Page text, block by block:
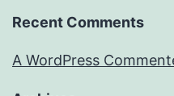
Recent Comments
A WordPress